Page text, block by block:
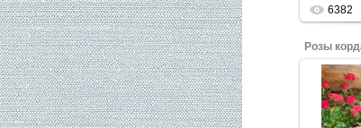
6382
Розы